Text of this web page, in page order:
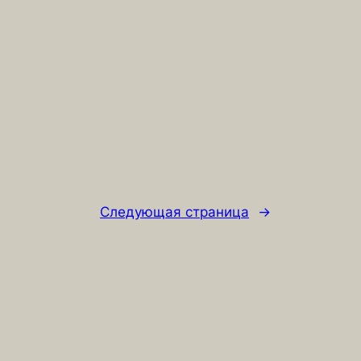
Следующая страница →